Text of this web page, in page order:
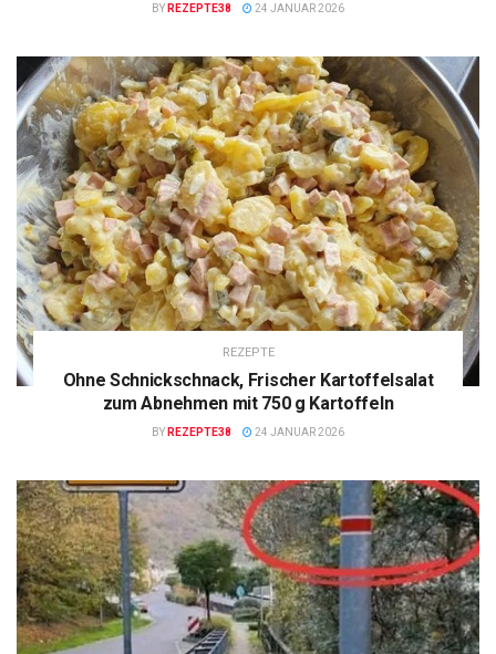
BY REZEPTE38 24 JANUAR 2026
REZEPTE
Ohne Schnickschnack, Frischer Kartoffelsalat
zum Abnehmen mit 750 g Kartoffeln
BY REZEPTE38 24 JANUAR 2026